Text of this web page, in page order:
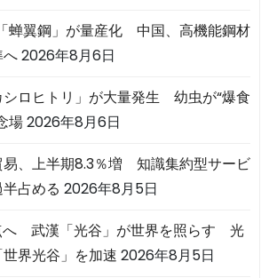
蝉翼鋼」が量産化 中国、高機能鋼材
へ2026年8月6日
ロヒトリ」が大量発生 幼虫が“爆食
場2026年8月6日
易、上半期8.3％増 知識集約型サービ
占める 2026年8月5日
へ 武漢「光谷」が世界を照らす 光
界光谷」を加速 2026年8月5日